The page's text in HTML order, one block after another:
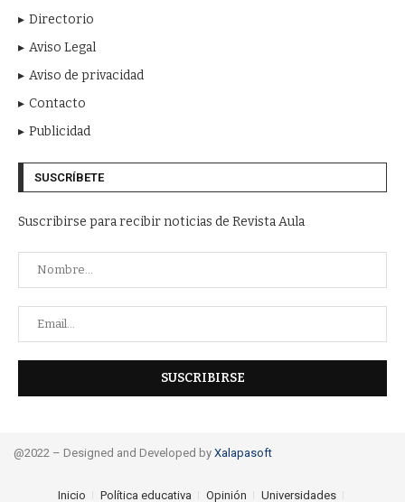
Directorio
Aviso Legal
Aviso de privacidad
Contacto
Publicidad
SUSCRÍBETE
Suscribirse para recibir noticias de Revista Aula
@2022 – Designed and Developed by Xalapasoft
Inicio Política educativa Opinión Universidades